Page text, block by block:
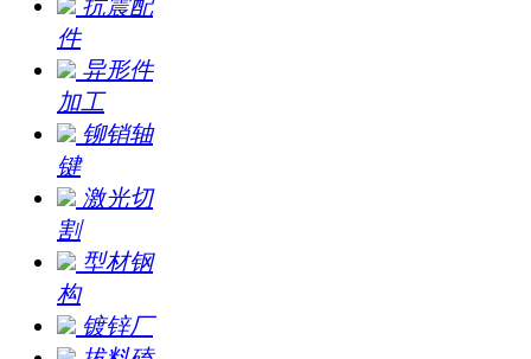
抗震配
件
异形件
加工
铆销轴
键
激光切
割
型材钢
构
镀锌厂